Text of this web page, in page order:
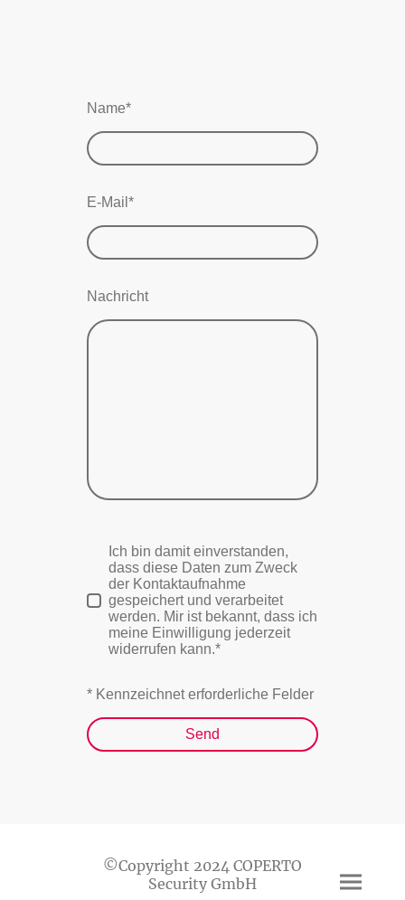
Name*
E-Mail *
Nachricht
Ich bin damit einverstanden,
dass diese Daten zum Zweck
der Kontaktaufnahme
gespeichert und verarbeitet
werden. Mir ist bekannt, dass ich
meine Einwilligung jederzeit
widerrufen kann.*
* Kennzeichnet erforderliche Felder
Send
©Copyright 2024 COPERTO
Security GmbH